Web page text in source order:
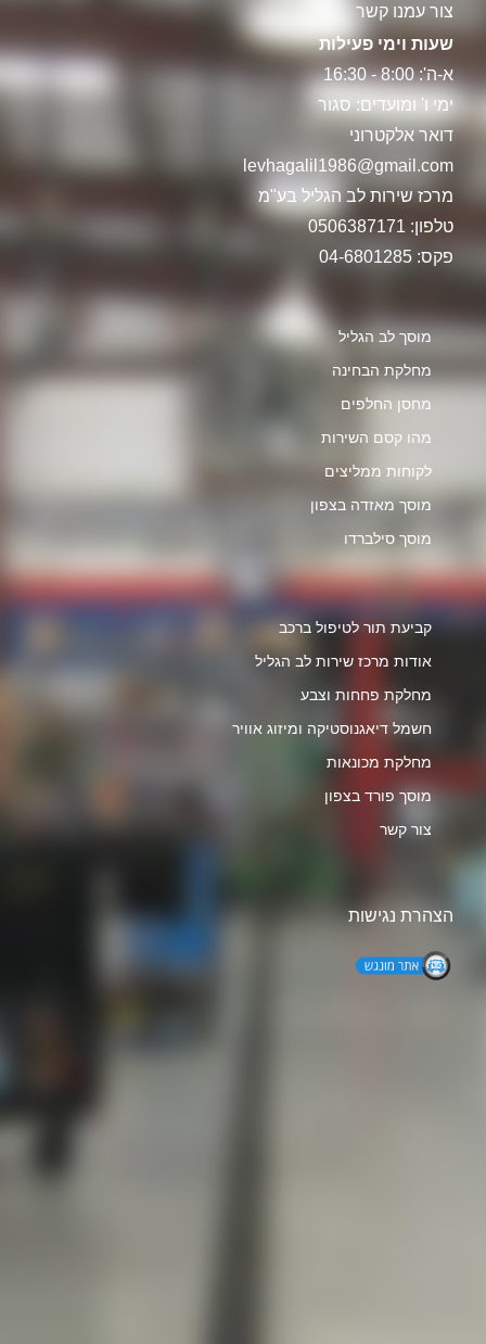
צור עמנו קשר
שעות וימי פעילות
א-ה': 8:00 - 16:30
ימי ו' ומועדים: סגור
דואר אלקטרוני
levhagalil1986@gmail.com
מרכז שירות לב הגליל בע"מ
טלפון: 0506387171
פקס: 04-6801285
מוסך לב הגליל
מחלקת הבחינה
מחסן החלפים
מהו קסם השירות
לקוחות ממליצים
מוסך מאזדה בצפון
מוסך סילברדו
קביעת תור לטיפול ברכב
אודות מרכז שירות לב הגליל
מחלקת פחחות וצבע
חשמל דיאגנוסטיקה ומיזוג אוויר
מחלקת מכונאות
מוסך פורד בצפון
צור קשר
הצהרת נגישות